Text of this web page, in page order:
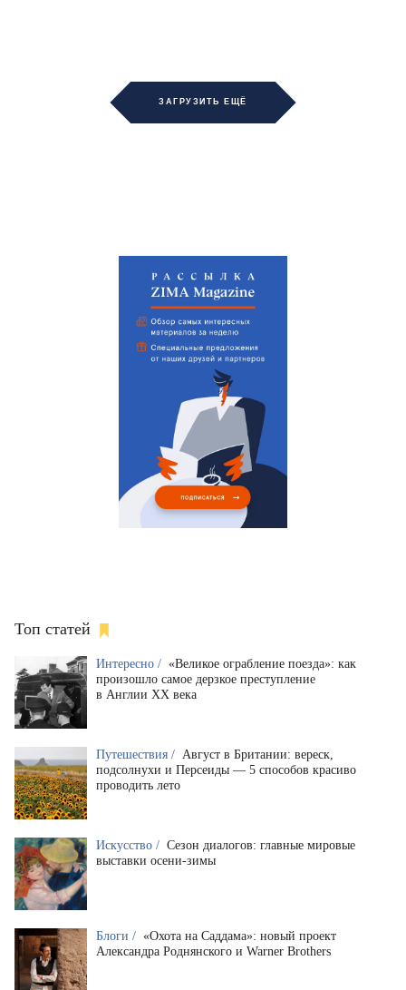
ЗАГРУЗИТЬ ЕЩЁ
Топ статей
Интересно / «Великое ограбление поезда»: как
произошло самое дерзкое преступление
в Англии XX века
Путешествия / Август в Британии: вереск,
подсолнухи и Персеиды — 5 способов красиво
проводить лето
Искусство / Сезон диалогов: главные мировые
выставки осени-зимы
Блоги / «Охота на Саддама»: новый проект
Александра Роднянского и Warner Brothers